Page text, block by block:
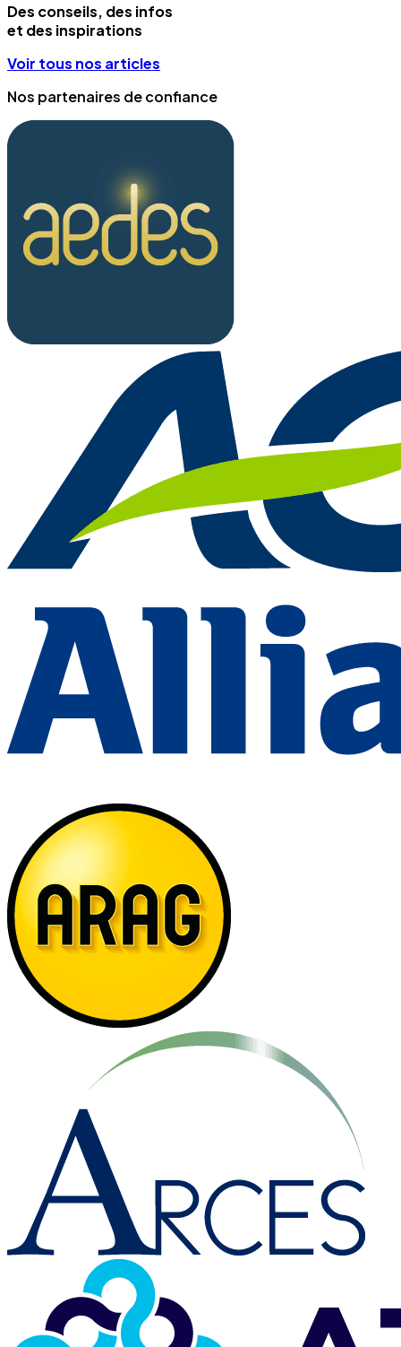
Des conseils, des infos
et des inspirations
Voir tous nos articles
Nos partenaires de confiance